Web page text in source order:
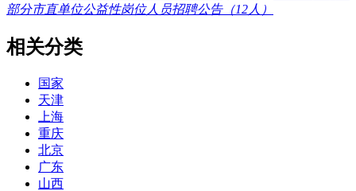
部分市直单位公益性岗位人员招聘公告（12人）
相关分类
国家
天津
上海
重庆
北京
广东
山西